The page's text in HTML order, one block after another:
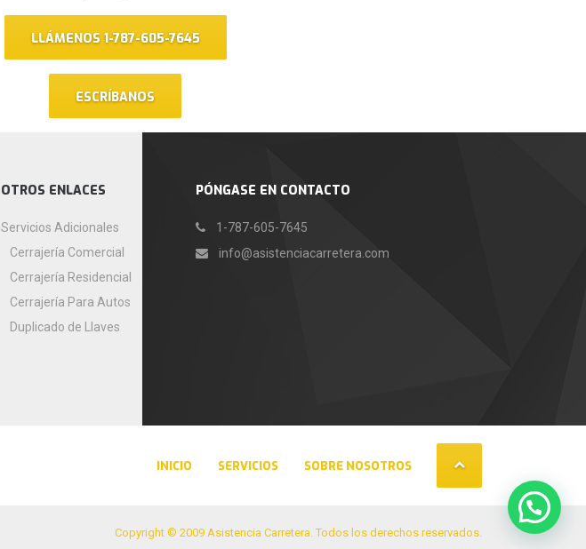
LLÁMENOS 1-787-605-7645
ESCRÍBANOS
PÓNGASE EN CONTACTO
1-787-605-7645
info@asistenciacarretera.com
OTROS ENLACES
Servicios Adicionales
Cerrajería Comercial
Cerrajería Residencial
Cerrajería Para Autos
Duplicado de Llaves
INICIO SERVICIOS SOBRE NOSOTROS
Copyright © 2009 Asistencia Carretera. Todos los derechos reservados.